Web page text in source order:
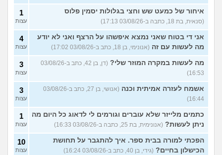
איחור של כמעט שש וחצי בגלולות יסמין פלוס
(סנאית, בת 18, כתבה ב-03/08/26 17:13)
1
עצות
אני די בטוח שאני נמצא איפשהו על הרצף ואני לא יודע
מה לעשות עם זה (אנונימי, בן 18, כתב ב-03/08/26 17:02)
4
עצות
מה לעשות במקרה המוזר שלי?
(דן, בן 42, כתב ב-03/08/26
16:53)
3
עצות
אשמח לעזרה אמיתית וכנה
(אנושי, בן 27, כתב ב-03/08/26
16:44)
3
עצות
כתמים מלייזר שלא עוברים וגורמים לי לדאוג כל היום מה
ניתן לעשות? (אנונימית, בת 25, כתבה ב-03/08/26 16:33)
1
עצות
הפכתי למורה בבית ספר. איך להתגבר על תחושת
הכישלון בחיים? (גידי, בן 40, כתב ב-03/08/26 16:24)
10
עצות